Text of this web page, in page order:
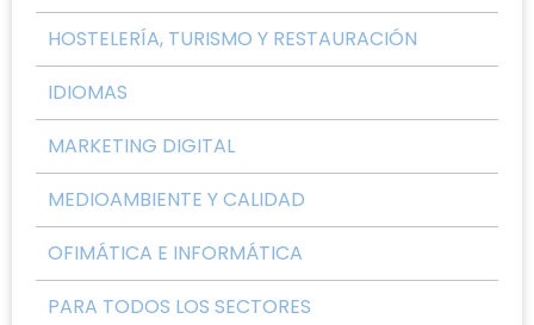
HOSTELERÍA, TURISMO Y RESTAURACIÓN
IDIOMAS
MARKETING DIGITAL
MEDIOAMBIENTE Y CALIDAD
OFIMÁTICA E INFORMÁTICA
PARA TODOS LOS SECTORES